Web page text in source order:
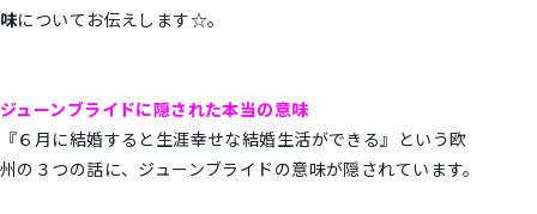
味についてお伝えします☆。
ジューンブライドに隠された本当の意味
『６月に結婚すると生涯幸せな結婚生活ができる』という欧
州の３つの話に、ジューンブライドの意味が隠されています。